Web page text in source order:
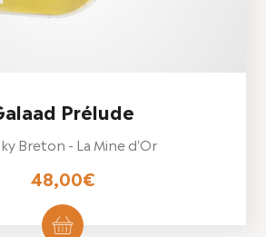
Prélude
Breton - La Mine d'Or
48,00€